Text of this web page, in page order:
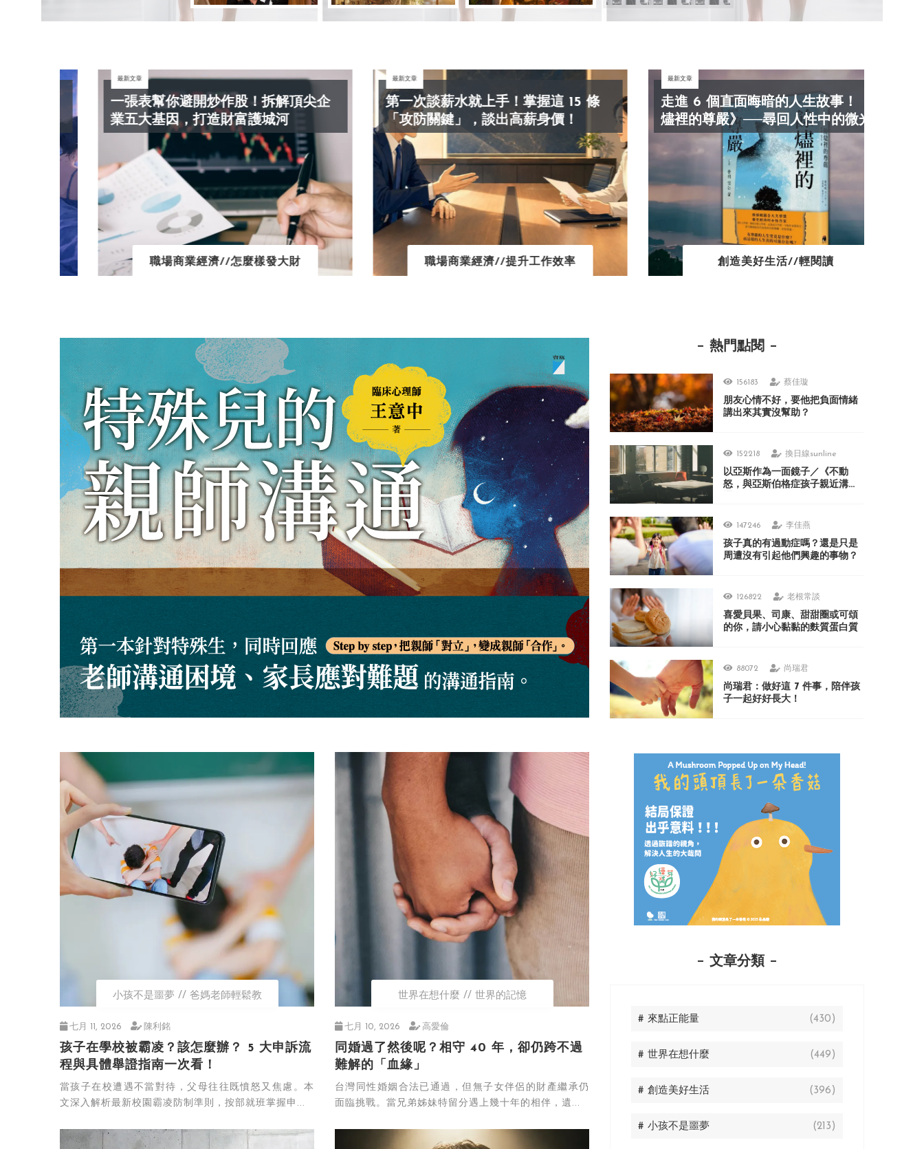
一張表幫你避開炒作股！拆解頂尖企
業五大基因，打造財富護城河
職場商業經濟//怎麼樣發大財
第一次談薪水就上手！掌握這 15 條
「攻防關鍵」，談出高薪身價！
職場商業經濟//提升工作效率
走進 6 個直面晦暗的人生故事！《餘
燼裡的尊嚴》──尋回人性中的微光！
創造美好生活//輕閱讀
小孩不是噩夢 爸媽老師輕鬆教
七月 11, 2026 陳利銘
孩子在學校被霸凌？該怎麼辦？ 5 大申訴流
程與具體舉證指南一次看！
當孩子在校遭遇不當對待，父母往往既憤怒又焦慮。本
文深入解析最新校園霸凌防制準則，按部就班掌握申...
世界在想什麼 世界的記憶
七月 10, 2026 高愛倫
同婚過了然後呢？相守 40 年，卻仍跨不過
難解的「血緣」
台灣同性婚姻合法已通過，但無子女伴侶的財產繼承仍
面臨挑戰。當兄弟姊妹特留分遇上幾十年的相伴，遺...
熱門點閱
156183 蔡佳璇
朋友心情不好，要他把負面情緒
講出來其實沒幫助？
152218 換日線sunline
以亞斯作為一面鏡子／《不動
怒，與亞斯伯格症孩子親近溝
147246 李佳燕
孩子真的有過動症嗎？還是只是
周遭沒有引起他們興趣的事物？
126822 老根常談
喜愛貝果、司康、甜甜圈或可頌
的你，請小心黏黏的麩質蛋白質
88072 尚瑞君
尚瑞君：做好這 7 件事，陪伴孩
子一起好好長大！
文章分類
# 來點正能量 (430)
# 世界在想什麼 (449)
# 創造美好生活 (396)
# 小孩不是噩夢 (213)